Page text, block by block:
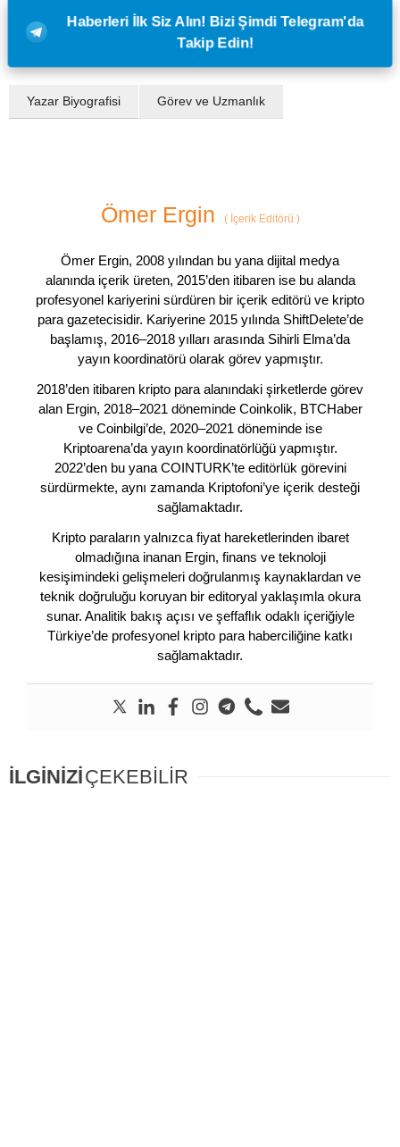
Haberleri İlk Siz Alın! Bizi Şimdi Telegram'da
Takip Edin!
Yazar Biyografisi Görev ve Uzmanlık
Ömer Ergin (İçerik Editörü )
Ömer Ergin, 2008 yılından bu yana dijital medya
alanında içerik üreten, 2015’den itibaren ise bu alanda
profesyonel kariyerini sürdüren bir içerik editörü ve kripto
para gazetecisidir. Kariyerine 2015 yılında ShiftDelete’de
başlamış, 2016–2018 yılları arasında Sihirli Elma’da
yayın koordinatörü olarak görev yapmıştır.
2018’den itibaren kripto para alanındaki şirketlerde görev
alan Ergin, 2018–2021 döneminde Coinkolik, BTCHaber
ve Coinbilgi’de, 2020–2021 döneminde ise
Kriptoarena’da yayın koordinatörlüğü yapmıştır.
2022’den bu yana COINTURK’te editörlük görevini
sürdürmekte, aynı zamanda Kriptofoni’ye içerik desteği
sağlamaktadır.
Kripto paraların yalnızca fiyat hareketlerinden ibaret
olmadığına inanan Ergin, finans ve teknoloji
kesişimindeki gelişmeleri doğrulanmış kaynaklardan ve
teknik doğruluğu koruyan bir editoryal yaklaşımla okura
sunar. Analitik bakış açısı ve şeffaflık odaklı içeriğiyle
Türkiye’de profesyonel kripto para haberciliğine katkı
sağlamaktadır.
İLGİNİZİÇEKEBİLİR